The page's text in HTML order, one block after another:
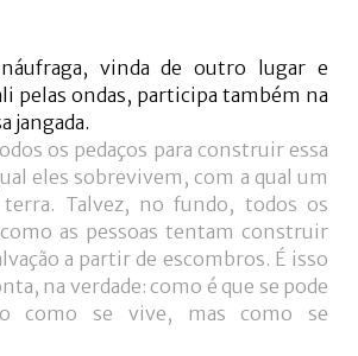
vinda de outro lugar e
pelas ondas, participa também na
jangada.
os pedaços para construir essa
eles sobrevivem, com a qual um
terra. Talvez, no fundo, todos os
as pessoas tentam construir
a partir de escombros. É isso
na verdade: como é que se pode
como se vive, mas como se